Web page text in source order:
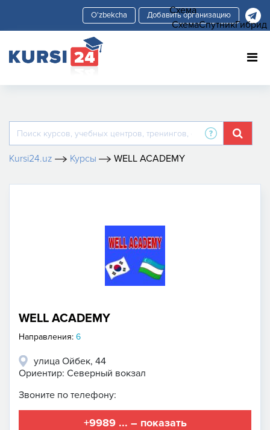
Добавить организацию
Kursi24.uz Курсы WELL ACADEMY
WELL ACADEMY
Направления: 6
улица Ойбек, 44
Ориентир: Северный вокзал
Звоните по телефону:
+9989 ... – показать
Схема
СхемаСпутникГибрид